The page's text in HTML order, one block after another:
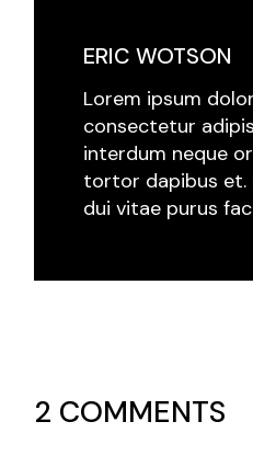
ERIC WOTSON
Lorem ipsum
consectetur
interdum neque
tortor dapibus et.
dui vitae purus
2 COMMENTS